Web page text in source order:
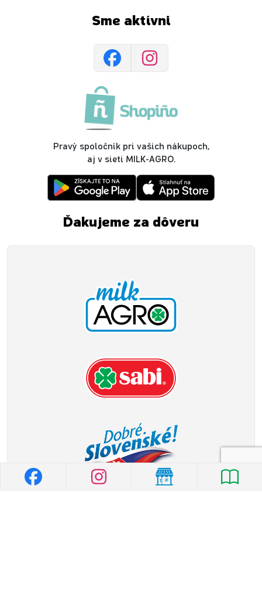
Sme aktívni
Pravý spoločník pri vašich nákupoch,
aj v sieti MILK-AGRO.
Ďakujeme za dôveru